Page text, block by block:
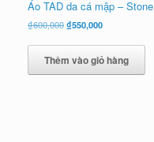
Áo TAD da cá mập – Stone
₫600,000Giá
là:
₫600,000.
₫550,000Giá
tại
là:
₫550,000.
Thêm vào giỏ hàng